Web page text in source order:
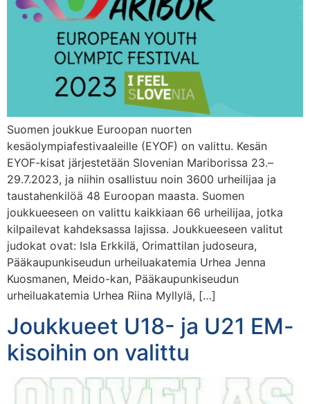
Suomen joukkue Euroopan nuorten
kesäolympiafestivaaleille (EYOF) on valittu. Kesän
EYOF-kisat järjestetään Slovenian Mariborissa 23.–
29.7.2023, ja niihin osallistuu noin 3600 urheilijaa ja
taustahenkilöä 48 Euroopan maasta. Suomen
joukkueeseen on valittu kaikkiaan 66 urheilijaa, jotka
kilpailevat kahdeksassa lajissa. Joukkueeseen valitut
judokat ovat: Isla Erkkilä, Orimattilan judoseura,
Pääkaupunkiseudun urheiluakatemia Urhea Jenna
Kuosmanen, Meido-kan, Pääkaupunkiseudun
urheiluakatemia Urhea Riina Myllylä, […]
Joukkueet U18- ja U21 EM-
kisoihin on valittu